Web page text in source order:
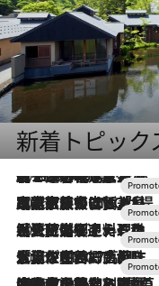
新着トピッ
2026.8.7
【トンボの足水浴】ヒノキの香りに包まれて涼感マックス！約13℃の湧水かけ流しを避暑地「星野温泉 トンボの湯」で体験
2026.7.31
【ホテル帰省】という選択肢をOMOが提案。家族とほどよい距離を保つには「昼は実家、夜は気兼ねなくホテルで！」
2026.7.24
【夏限定ディナーコース】旬を迎える稚鮎や花ズッキーニなどをイタリア・トスカーナの郷土料理の手法で満喫！
2026.7.17
「土佐和ハーブかき氷」がOMO7高知に登場！生姜、山椒、大葉など目にも舌にも涼を呼ぶ郷土の味